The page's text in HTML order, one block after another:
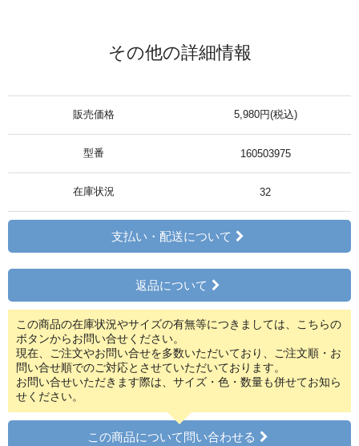
その他の詳細情報
販売価格 5,980円(税込)
型番 160503975
在庫状況 32
支払い・配送について
返品について
この商品の在庫状況やサイズの有無等につきましては、こちらの
ボタンからお問い合せください。
現在、ご注文やお問い合せを多数いただいており、ご注文順・お
問い合せ順でのご対応とさせていただいております。
お問い合せいただきます際は、サイズ・色・数量も併せてお知ら
せください。
この商品について問い合わせる